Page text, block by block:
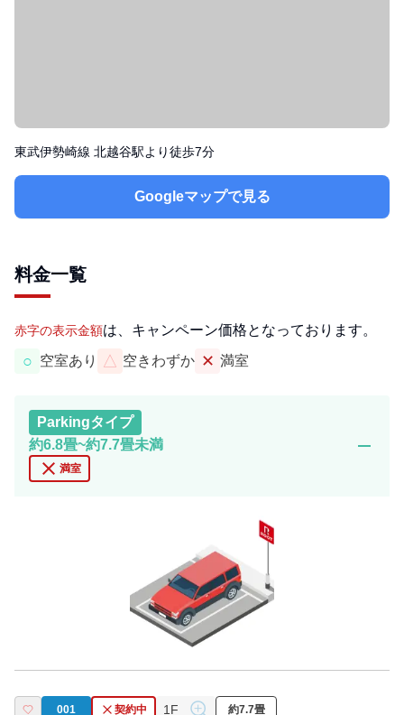
東武伊勢崎線 北越谷駅より徒歩7分
Googleマップで見る
料金一覧
赤字の表示金額は、キャンペーン価格となっております。
○ 空室あり △ 空きわずか ✕ 満室
Parkingタイプ
約6.8畳~約7.7畳未満
close 満室
remove
001 契約中 1F 約7.7畳